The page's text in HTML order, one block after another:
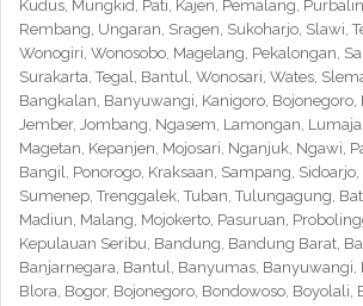
Kudus, Mungkid, Pati, Kajen, Pemalang,
Rembang, Ungaran, Sragen, Sukoharjo, Slawi,
Wonogiri, Wonosobo, Magelang, Pekalongan,
Surakarta, Tegal, Bantul, Wonosari, Wates,
Bangkalan, Banyuwangi, Kanigoro, Bojonegoro,
Jember, Jombang, Ngasem, Lamongan,
Magetan, Kepanjen, Mojosari, Nganjuk, Ngawi,
Bangil, Ponorogo, Kraksaan, Sampang,
Sumenep, Trenggalek, Tuban, Tulungagung,
Madiun, Malang, Mojokerto, Pasuruan,
Kepulauan Seribu, Bandung, Bandung Barat,
Banjarnegara, Bantul, Banyumas, Banyuwangi,
Blora, Bogor, Bojonegoro, Bondowoso, Boyolali,